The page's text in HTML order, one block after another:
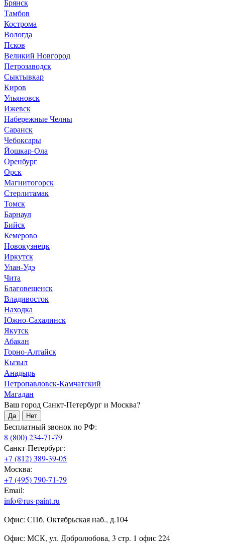
Тамбов
Кострома
Вологда
Псков
Великий Новгород
Петрозаводск
Сыктывкар
Киров
Ульяновск
Ижевск
Набережные Челны
Саранск
Чебоксары
Йошкар-Ола
Оренбург
Орск
Магнитогорск
Стерлитамак
Томск
Барнаул
Бийск
Кемерово
Новокузнецк
Иркутск
Улан-Удэ
Чита
Благовещенск
Владивосток
Находка
Южно-Сахалинск
Якутск
Абакан
Горно-Алтайск
Кызыл
Анадырь
Петропавловск-Камчатский
Магадан
Ваш город Санкт-Петербург и Москва?
Да Нет
Бесплатный звонок по РФ:
8 (800) 234-71-79
Санкт-Петербург:
+7 (812) 389-39-05
Москва:
+7 (495) 790-71-79
Email:
info@rus-paint.ru
Офис: СПб, Октябрьская наб., д.104
Офис: МСК, ул. Добролюбова, 3 стр. 1 офис 224